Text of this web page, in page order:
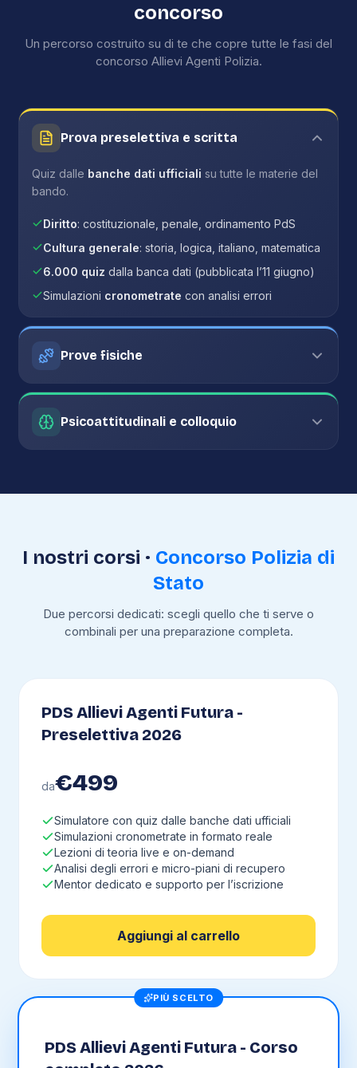
concorso
Un percorso costruito su di te che copre tutte le fasi del
concorso Allievi Agenti Polizia.
Prova preselettiva e scritta
Quiz dalle banche dati ufficiali su tutte le materie del
bando.
Diritto: costituzionale, penale, ordinamento PdS
Cultura generale: storia, logica, italiano, matematica
6.000 quiz dalla banca dati (pubblicata l’11 giugno)
Simulazioni cronometrate con analisi errori
Prove fisiche
Psicoattitudinali e colloquio
I nostri corsi · Concorso Polizia di
Stato
Due percorsi dedicati: scegli quello che ti serve o
combinali per una preparazione completa.
PDS Allievi Agenti Futura -
Preselettiva 2026
da€499
Simulatore con quiz dalle banche dati ufficiali
Simulazioni cronometrate in formato reale
Lezioni di teoria live e on-demand
Analisi degli errori e micro-piani di recupero
Mentor dedicato e supporto per l’iscrizione
Aggiungi al carrello
PIÙ SCELTO
PDS Allievi Agenti Futura - Corso